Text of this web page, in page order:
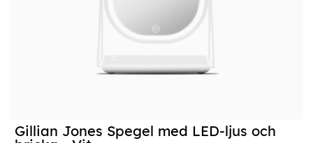
Gillian Jones Spegel med LED-ljus och